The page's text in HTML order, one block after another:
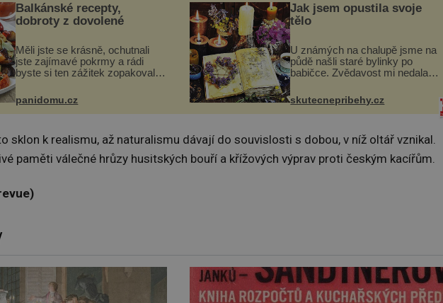
Balkánské recepty,
dobroty z dovolené
Měli jste se krásně, ochutnali
jste zajímavé pokrmy a rádi
byste si ten zážitek zopakovali?
(10 porcí) Možná jste ji ochutnali
na dovolené v bývalé Jugoslávii,
lze ji vi...
panidomu.cz
Jak jsem opustila svoje
tělo
U známých na chalupě jsme na
půdě našli staré bylinky po
babičce. Zvědavost mi nedala a
lektvar… Zimní pobyt na
chalupě se pro mě vlastní vinou
změnil v děsivý zážitek, na kt...
skutecnepribehy.cz
sklon k realismu, až naturalismu dávají do souvislosti s dobou, v níž oltář vznikal.
paměti válečné hrůzy husitských bouří a křížových výprav proti českým kacířům.